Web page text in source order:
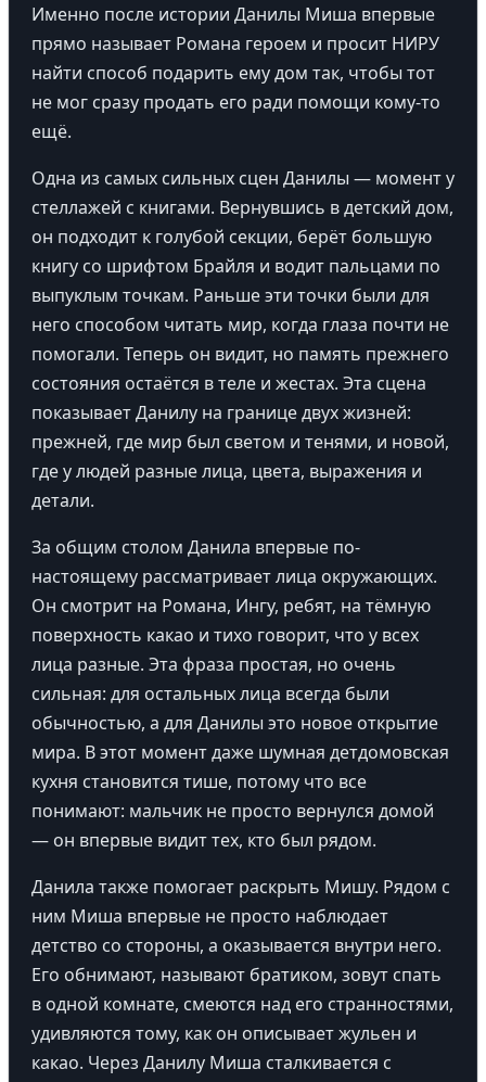
Именно после истории Данилы Миша впервые
прямо называет Романа героем и просит НИРУ
найти способ подарить ему дом так, чтобы тот
не мог сразу продать его ради помощи кому-то
ещё.
Одна из самых сильных сцен Данилы — момент у
стеллажей с книгами. Вернувшись в детский дом,
он подходит к голубой секции, берёт большую
книгу со шрифтом Брайля и водит пальцами по
выпуклым точкам. Раньше эти точки были для
него способом читать мир, когда глаза почти не
помогали. Теперь он видит, но память прежнего
состояния остаётся в теле и жестах. Эта сцена
показывает Данилу на границе двух жизней:
прежней, где мир был светом и тенями, и новой,
где у людей разные лица, цвета, выражения и
детали.
За общим столом Данила впервые по-
настоящему рассматривает лица окружающих.
Он смотрит на Романа, Ингу, ребят, на тёмную
поверхность какао и тихо говорит, что у всех
лица разные. Эта фраза простая, но очень
сильная: для остальных лица всегда были
обычностью, а для Данилы это новое открытие
мира. В этот момент даже шумная детдомовская
кухня становится тише, потому что все
понимают: мальчик не просто вернулся домой
— он впервые видит тех, кто был рядом.
Данила также помогает раскрыть Мишу. Рядом с
ним Миша впервые не просто наблюдает
детство со стороны, а оказывается внутри него.
Его обнимают, называют братиком, зовут спать
в одной комнате, смеются над его странностями,
удивляются тому, как он описывает жульен и
какао. Через Данилу Миша сталкивается с